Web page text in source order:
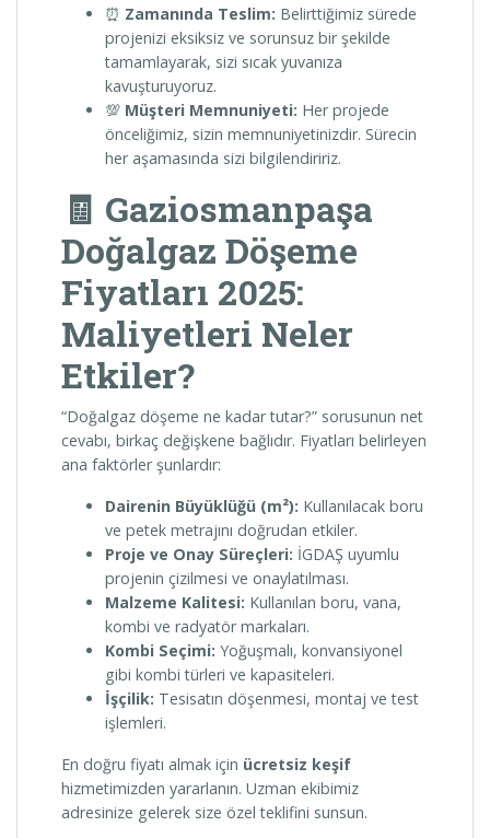
⏰ Zamanında Teslim: Belirttiğimiz sürede
projenizi eksiksiz ve sorunsuz bir şekilde
tamamlayarak, sizi sıcak yuvanıza
kavuşturuyoruz.
💯 Müşteri Memnuniyeti: Her projede
önceliğimiz, sizin memnuniyetinizdir. Sürecin
her aşamasında sizi bilgilendiririz.
🧾 Gaziosmanpaşa
Doğalgaz Döşeme
Fiyatları 2025:
Maliyetleri Neler
Etkiler?
“Doğalgaz döşeme ne kadar tutar?” sorusunun net
cevabı, birkaç değişkene bağlıdır. Fiyatları belirleyen
ana faktörler şunlardır:
Dairenin Büyüklüğü (m²): Kullanılacak boru
ve petek metrajını doğrudan etkiler.
Proje ve Onay Süreçleri: İGDAŞ uyumlu
projenin çizilmesi ve onaylatılması.
Malzeme Kalitesi: Kullanılan boru, vana,
kombi ve radyatör markaları.
Kombi Seçimi: Yoğuşmalı, konvansiyonel
gibi kombi türleri ve kapasiteleri.
İşçilik: Tesisatın döşenmesi, montaj ve test
işlemleri.
En doğru fiyatı almak için ücretsiz keşif
hizmetimizden yararlanın. Uzman ekibimiz
adresinize gelerek size özel teklifini sunsun.